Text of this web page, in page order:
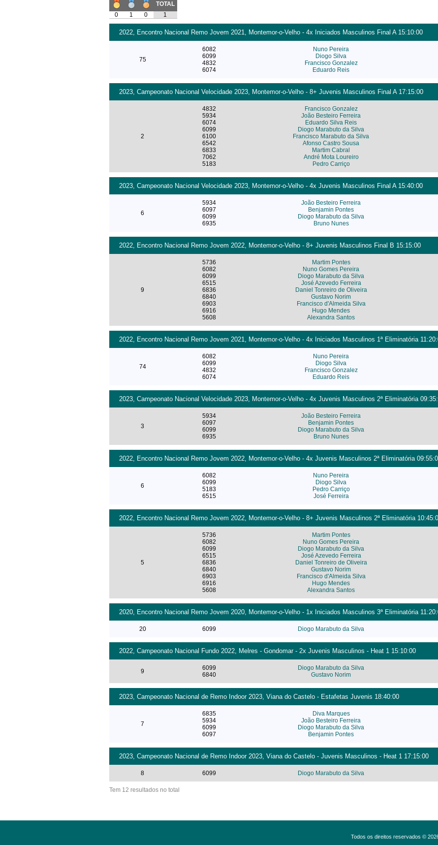
TOTAL
0
1 0 1
2022, Encontro Nacional Remo Jovem 2021, Montemor-o-Velho - 4x Iniciados Masculinos Final A 15:10:00
75
6082
6099
4832
6074
Nuno Pereira
Diogo Silva
Francisco Gonzalez
Eduardo Reis
2023, Campeonato Nacional Velocidade 2023, Montemor-o-Velho - 8+ Juvenis Masculinos Final A 17:15:00
2
4832
5934
6074
6099
6100
6542
6833
7062
5183
Francisco Gonzalez
João Besteiro Ferreira
Eduardo Silva Reis
Diogo Marabuto da Silva
Francisco Marabuto da Silva
Afonso Castro Sousa
Martim Cabral
André Mota Loureiro
Pedro Carriço
2023, Campeonato Nacional Velocidade 2023, Montemor-o-Velho - 4x Juvenis Masculinos Final A 15:40:00
6
5934
6097
6099
6935
João Besteiro Ferreira
Benjamin Pontes
Diogo Marabuto da Silva
Bruno Nunes
2022, Encontro Nacional Remo Jovem 2022, Montemor-o-Velho - 8+ Juvenis Masculinos Final B 15:15:00
9
5736
6082
6099
6515
6836
6840
6903
6916
5608
Martim Pontes
Nuno Gomes Pereira
Diogo Marabuto da Silva
José Azevedo Ferreira
Daniel Tonreiro de Oliveira
Gustavo Norim
Francisco d'Almeida Silva
Hugo Mendes
Alexandra Santos
2022, Encontro Nacional Remo Jovem 2021, Montemor-o-Velho - 4x Iniciados Masculinos 1ª Eliminatória
74
6082
6099
4832
6074
Nuno Pereira
Diogo Silva
Francisco Gonzalez
Eduardo Reis
2023, Campeonato Nacional Velocidade 2023, Montemor-o-Velho - 4x Juvenis Masculinos 2ª Eliminatória
3
5934
6097
6099
6935
João Besteiro Ferreira
Benjamin Pontes
Diogo Marabuto da Silva
Bruno Nunes
2022, Encontro Nacional Remo Jovem 2022, Montemor-o-Velho - 4x Juvenis Masculinos 2ª Eliminatória
6
6082
6099
5183
6515
Nuno Pereira
Diogo Silva
Pedro Carriço
José Ferreira
2022, Encontro Nacional Remo Jovem 2022, Montemor-o-Velho - 8+ Juvenis Masculinos 2ª Eliminatória
5
5736
6082
6099
6515
6836
6840
6903
6916
5608
Martim Pontes
Nuno Gomes Pereira
Diogo Marabuto da Silva
José Azevedo Ferreira
Daniel Tonreiro de Oliveira
Gustavo Norim
Francisco d'Almeida Silva
Hugo Mendes
Alexandra Santos
2020, Encontro Nacional Remo Jovem 2020, Montemor-o-Velho - 1x Iniciados Masculinos 3ª Eliminatória
20 6099 Diogo Marabuto da Silva
2022, Campeonato Nacional Fundo 2022, Melres - Gondomar - 2x Juvenis Masculinos - Heat 1 15:10:00
9
6099
6840
Diogo Marabuto da Silva
Gustavo Norim
2023, Campeonato Nacional de Remo Indoor 2023, Viana do Castelo - Estafetas Juvenis 18:40:00
7
6835
5934
6099
6097
Diva Marques
João Besteiro Ferreira
Diogo Marabuto da Silva
Benjamin Pontes
2023, Campeonato Nacional de Remo Indoor 2023, Viana do Castelo - Juvenis Masculinos - Heat 1 17:15:00
8 6099 Diogo Marabuto da Silva
Tem 12 resultados no total
Todos os direitos reservados ©